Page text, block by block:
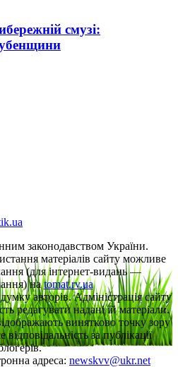
смузі:
законодавством України.
матеріалів сайту можливе
(для інтернет-видань —
наtomat.rv.ua
авторів. Адміністрація сайту
редагувати надані їй матеріали.
винятково точку зору
за публікації
адреса: newskvv@ukr.net